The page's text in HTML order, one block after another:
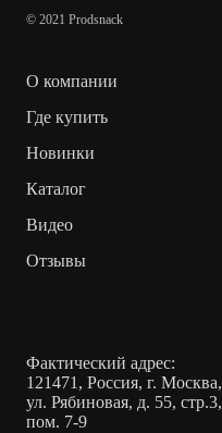
© 2021 Prodsnack
О компании
Где купить
Новинки
Каталог
Видео
Отзывы
Фактический адрес:
121471, Россия, г. Москва,
ул. Рябиновая, д. 55, стр.3,
пом. 7-9